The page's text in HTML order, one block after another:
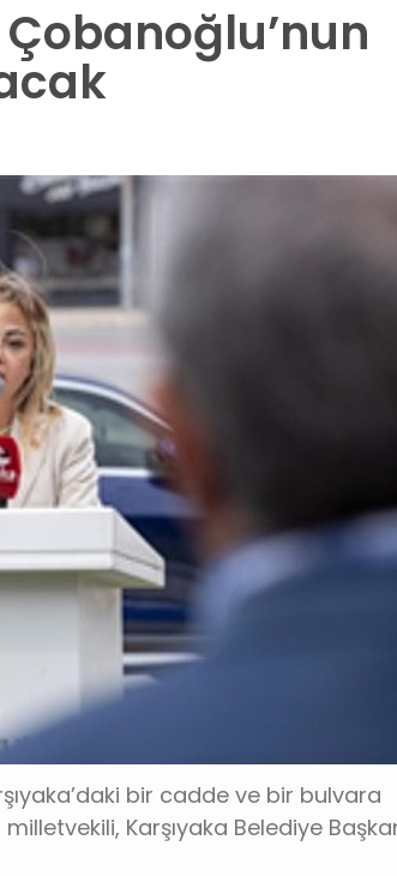
bir cadde ve bir bulvara
Karşıyaka Belediye